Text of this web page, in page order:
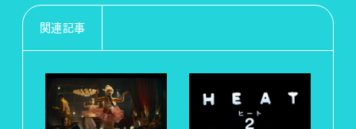
関連記事